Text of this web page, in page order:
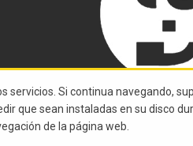
Si continua navegando,
que sean instaladas en su disco
de la página web.